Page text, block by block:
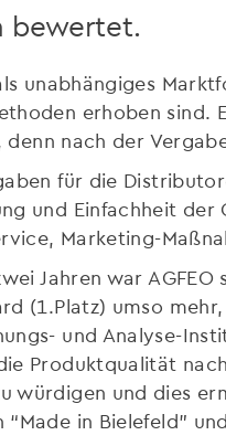
bewertet.
unabhängiges
erhoben sind.
denn nach der
für die
und Einfachheit
Marketing-
Jahren war
(1.Platz) umso
und Analyse-
Produktqualität
würdigen und dies
“Made in Bielefeld”